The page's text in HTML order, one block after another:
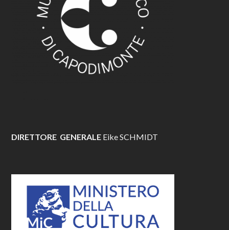
DIRETTORE GENERALE Eike SCHMIDT